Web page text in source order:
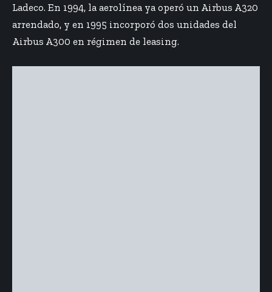
Ladeco. En 1994, la aerolínea ya operó un Airbus A320
arrendado, y en 1995 incorporó dos unidades del
Airbus A300 en régimen de leasing.